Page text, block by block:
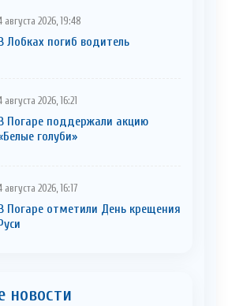
августа 2026, 19:48
Лобках погиб водитель
августа 2026, 16:21
Погаре поддержали акцию
голуби»
августа 2026, 16:17
Погаре отметили День крещения
новости